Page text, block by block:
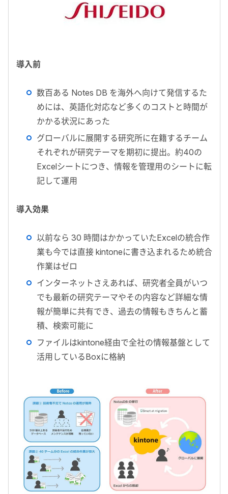
導入前
数百ある Notes DB を海外へ向けて発信するた
めには、英語化対応など多くのコストと時間が
かかる状況にあった
グローバルに展開する研究所に在籍するチーム
それぞれが研究テーマを期初に提出。約40の
Excelシートにつき、情報を管理用のシートに転
記して運用
導入効果
以前なら 30 時間はかかっていたExcelの統合作
業も今では直接 kintoneに書き込まれるため統合
作業はゼロ
インターネットさえあれば、研究者全員がいつ
でも最新の研究テーマやその内容など詳細な情
報が簡単に共有でき、過去の情報もきちんと蓄
積、検索可能に
ファイルはkintone経由で全社の情報基盤として
活用しているBoxに格納